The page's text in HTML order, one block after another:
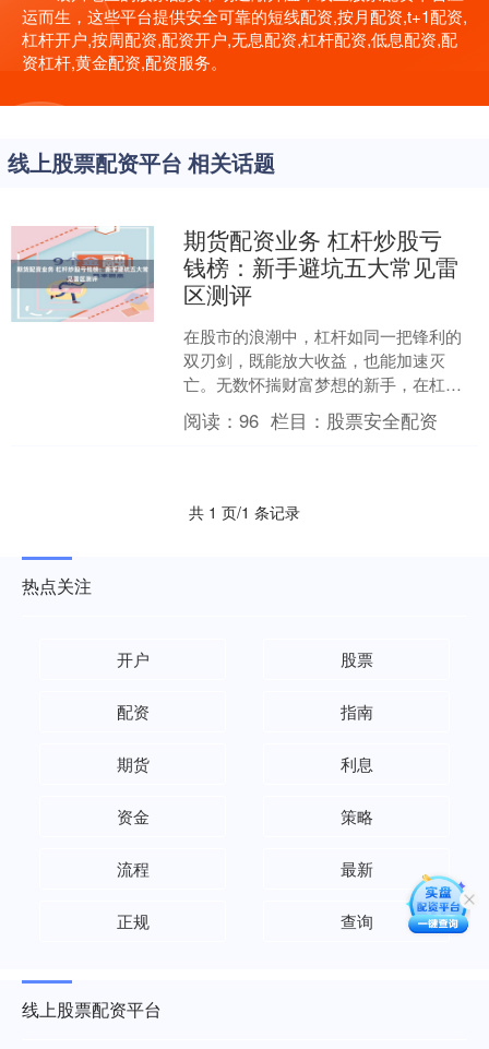
运而生，这些平台提供安全可靠的短线配资,按月配资,t+1配资,
杠杆开户,按周配资,配资开户,无息配资,杠杆配资,低息配资,配
资杠杆,黄金配资,配资服务。
线上股票配资平台 相关话题
期货配资业务 杠杆炒股亏
钱榜：新手避坑五大常见雷
区测评
在股市的浪潮中，杠杆如同一把锋利的
双刃剑，既能放大收益，也能加速灭
亡。无数怀揣财富梦想的新手，在杠杆
的诱惑下匆匆入场，最终却铩羽而归，
甚至血本无归。本文旨在通过....
阅读：96 栏目： 股票安全配资
共 1 页/1 条记录
热点关注
开户 股票
配资 指南
期货 利息
资金 策略
流程 最新
正规 查询
线上股票配资平台